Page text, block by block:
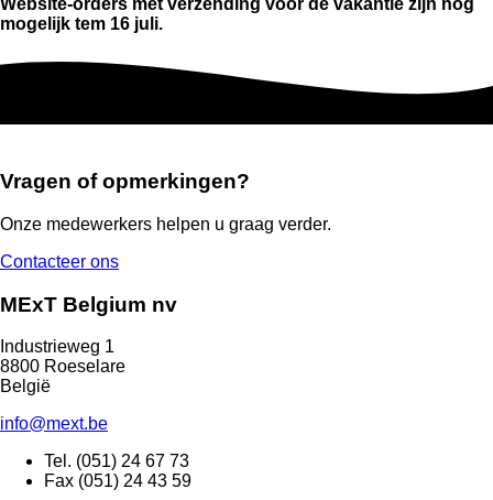
Website-orders met verzending vóór de vakantie zijn nog
mogelijk tem 16 juli.
Vragen of opmerkingen?
Onze medewerkers helpen u graag verder.
Contacteer ons
MExT Belgium nv
Industrieweg 1
8800 Roeselare
België
info@mext.be
Tel. (051) 24 67 73
Fax (051) 24 43 59